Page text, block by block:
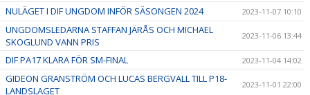
NULÄGET I DIF UNGDOM INFÖR SÄSONGEN 2024 2023-11-07 10:10
UNGDOMSLEDARNA STAFFAN JÄRÅS OCH MICHAEL
SKOGLUND VANN PRIS
2023-11-06 13:44
DIF PA17 KLARA FÖR SM-FINAL 2023-11-04 14:02
GIDEON GRANSTRÖM OCH LUCAS BERGVALL TILL P18-
LANDSLAGET
2023-11-01 22:00